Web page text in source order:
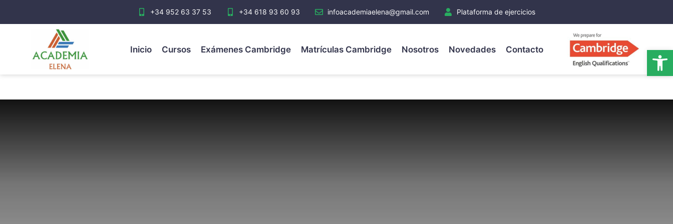
+34 952 63 37 53 +34 618 93 60 93 infoacademiaelena@gmail.com Plataforma de ejercicios
Inicio Cursos Exámenes Cambridge Matrículas Cambridge Nosotros Novedades Contacto